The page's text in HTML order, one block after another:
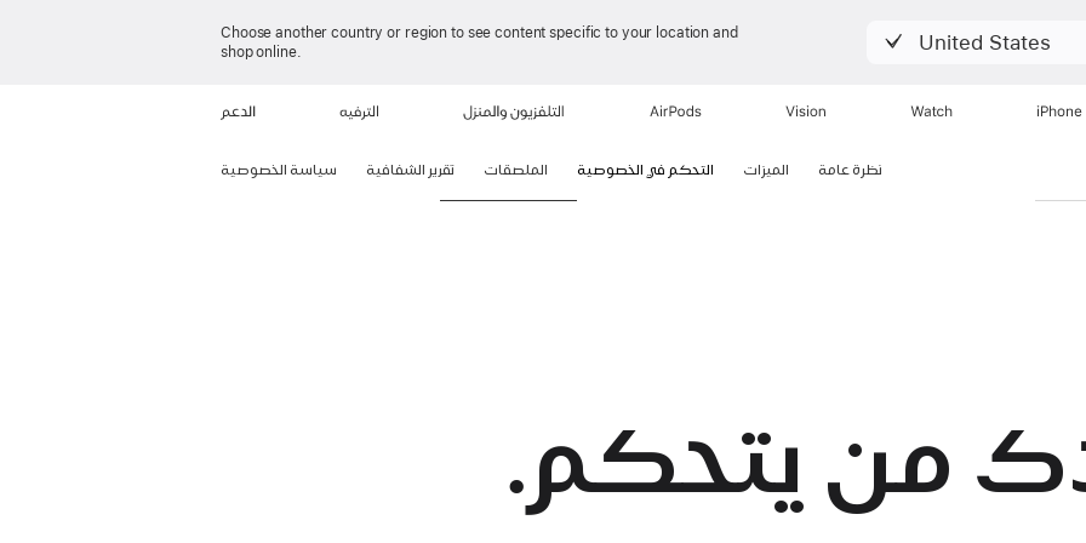
Choose another country or region to see content specific to your location and
shop online.
United States
iPhone
Watch
Vision
AirPods التلفزيون والمنزل الترفيه الدعم
نظرة عامة الميزات التحكم في الخصوصية الملصقات تقرير الشفافية سياسة الخصوصية
من يتحكم.